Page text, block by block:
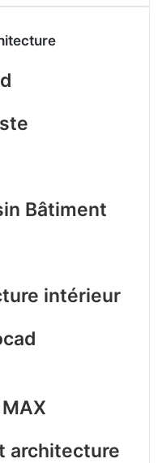
Bâtiment
intérieur
architecture